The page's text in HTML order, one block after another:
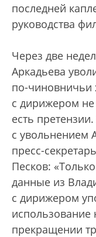
последней
руководства
Через две
Аркадьева
по-чиновничьи
с дирижером
есть
с увольнением
пресс-
Песков:
данные из
с дирижером
использование
прекращении